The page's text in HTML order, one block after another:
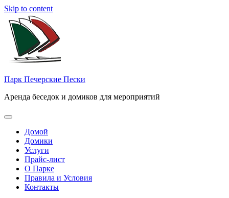
Skip to content
Парк Печерские Пески
Аренда беседок и домиков для мероприятий
Домой
Домики
Услуги
Прайс-лист
О Парке
Правила и Условия
Контакты